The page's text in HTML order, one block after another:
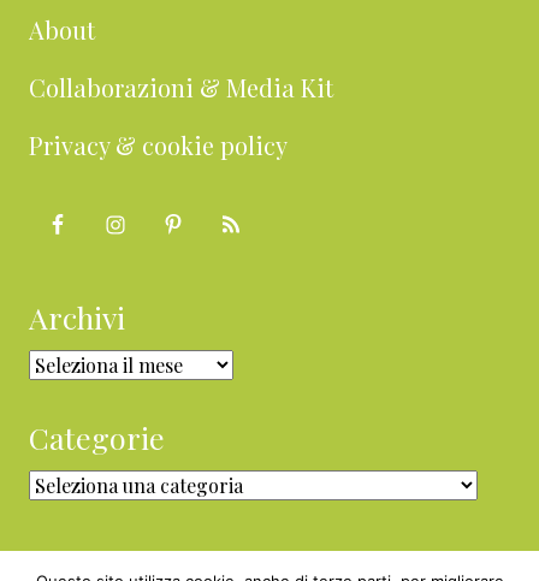
About
Collaborazioni & Media Kit
Privacy & cookie policy
Archivi
Archivi
Categorie
Categorie